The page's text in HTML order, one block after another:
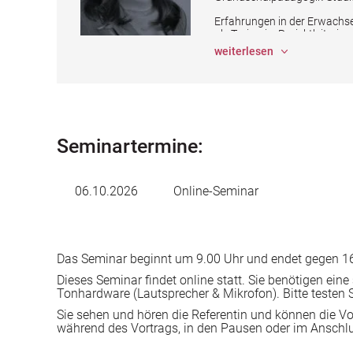
Erfahrungen in der
als Trainerin, Projektleiterin
Thema
einem Bildungsträger und
Seit 2012 ist Astrid Höhle
Stelle CERTQUA GmbH für
weiterlesen
Seminartermine:
06.10.2026 Online-Seminar
Das Seminar beginnt um 9.00 Uhr und endet gegen
Dieses Seminar findet online statt. Sie benötigen
Tonhardware (Lautsprecher & Mikrofon). Bitte testen
Sie sehen und hören die Referentin und können die
während des Vortrags, in den Pausen oder im